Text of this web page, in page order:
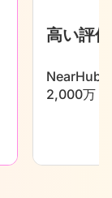
高い評
NearHub
2,000万ド